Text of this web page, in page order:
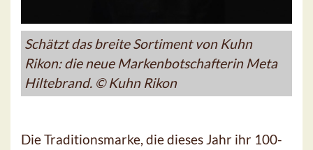
Schätzt das breite Sortiment von Kuhn
Rikon: die neue Markenbotschafterin Meta
Hiltebrand. © Kuhn Rikon
Die Traditionsmarke, die dieses Jahr ihr 100-